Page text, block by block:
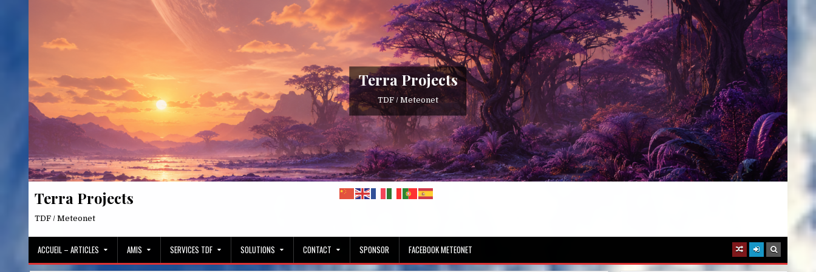
Terra Projects
TDF / Meteonet
Terra Projects
TDF / Meteonet
ACCUEIL – ARTICLES AMIS SERVICES TDF SOLUTIONS CONTACT SPONSOR FACEBOOK METEONET